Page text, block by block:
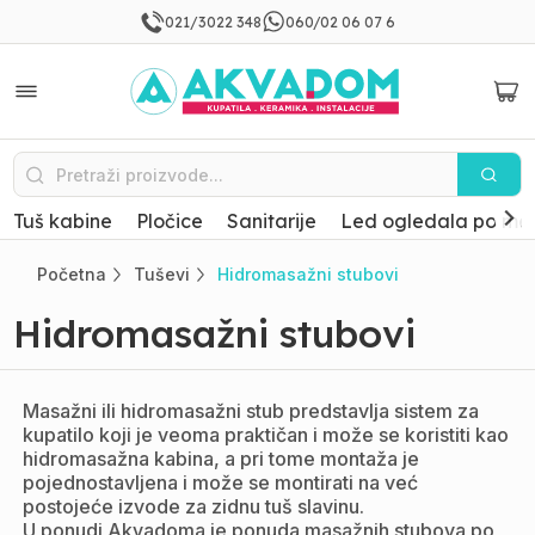
021/3022 348 060/02 06 07 6
Tuš kabine Pločice Sanitarije Led ogledala po
Početna Tuševi Hidromasažni stubovi
Hidromasažni stubovi
Masažni ili hidromasažni stub predstavlja sistem za
kupatilo koji je veoma praktičan i može se koristiti kao
hidromasažna kabina, a pri tome montaža je
pojednostavljena i može se montirati na već
postojeće izvode za zidnu tuš slavinu.
U ponudi Akvadoma je ponuda masažnih stubova po